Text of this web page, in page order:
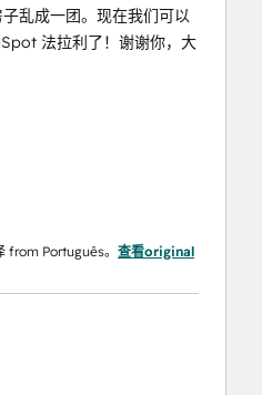
乱成一团。现在我们可以
法拉利了！谢谢你，大
from Português。查看original